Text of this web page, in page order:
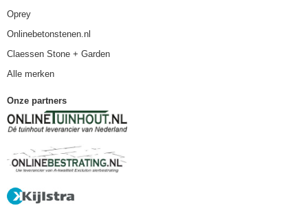
Oprey
Onlinebetonstenen.nl
Claessen Stone + Garden
Alle merken
Onze partners